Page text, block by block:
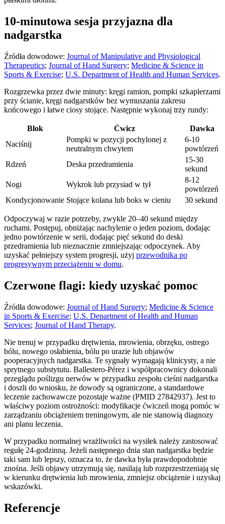
10-minutowa sesja przyjazna dla
nadgarstka
Źródła dowodowe: Journal of Manipulative and Physiological
Therapeutics; Journal of Hand Surgery; Medicine & Science in
Sports & Exercise; U.S. Department of Health and Human Services.
Rozgrzewka przez dwie minuty: kręgi ramion, pompki szkaplerzami
przy ścianie, kręgi nadgarstków bez wymuszania zakresu
końcowego i łatwe ciosy stojące. Następnie wykonaj trzy rundy:
Blok Ćwicz
Dawka
Naciśnij
Pompki w pozycji pochylonej z
neutralnym chwytem
6-10
powtórzeń
Rdzeń
Deska przedramienia
15-30
sekund
Nogi
Wykrok lub przysiad w tył
8-12
powtórzeń
Kondycjonowanie Stojące kolana lub boks w cieniu 30 sekund
Odpoczywaj w razie potrzeby, zwykle 20–40 sekund między
ruchami. Postępuj, obniżając nachylenie o jeden poziom, dodając
jedno powtórzenie w serii, dodając pięć sekund do deski
przedramienia lub nieznacznie zmniejszając odpoczynek. Aby
uzyskać pełniejszy system progresji, użyj przewodnika po
progresywnym przeciążeniu w domu.
Czerwone flagi: kiedy uzyskać pomoc
Źródła dowodowe: Journal of Hand Surgery; Medicine & Science
in Sports & Exercise; U.S. Department of Health and Human
Services; Journal of Hand Therapy.
Nie trenuj w przypadku drętwienia, mrowienia, obrzęku, ostrego
bólu, nowego osłabienia, bólu po urazie lub objawów
pooperacyjnych nadgarstka. Te sygnały wymagają klinicysty, a nie
sprytnego substytutu. Ballestero-Pérez i współpracownicy dokonali
przeglądu poślizgu nerwów w przypadku zespołu cieśni nadgarstka
i doszli do wniosku, że dowody są ograniczone, a standardowe
leczenie zachowawcze pozostaje ważne (PMID 27842937). Jest to
właściwy poziom ostrożności: modyfikacje ćwiczeń mogą pomóc w
zarządzaniu obciążeniem treningowym, ale nie stanowią diagnozy
ani planu leczenia.
W przypadku normalnej wrażliwości na wysiłek należy zastosować
regułę 24-godzinną. Jeżeli następnego dnia stan nadgarstka będzie
taki sam lub lepszy, oznacza to, że dawka była prawdopodobnie
znośna. Jeśli objawy utrzymują się, nasilają lub rozprzestrzeniają się
w kierunku drętwienia lub mrowienia, zmniejsz obciążenie i uzyskaj
wskazówki.
Referencje